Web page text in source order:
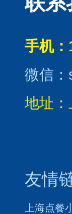
手机
微信
地址
友情
上海点餐